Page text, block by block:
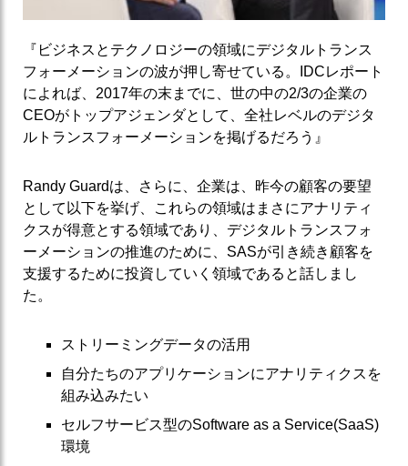
『ビジネスとテクノロジーの領域にデジタルトランス
フォーメーションの波が押し寄せている。IDCレポート
によれば、2017年の末までに、世の中の2/3の企業の
CEOがトップアジェンダとして、全社レベルのデジタ
ルトランスフォーメーションを掲げるだろう』
Randy Guardは、さらに、企業は、昨今の顧客の要望
として以下を挙げ、これらの領域はまさにアナリティ
クスが得意とする領域であり、デジタルトランスフォ
ーメーションの推進のために、SASが引き続き顧客を
支援するために投資していく領域であると話しまし
た。
ストリーミングデータの活用
自分たちのアプリケーションにアナリティクスを
組み込みたい
セルフサービス型のSoftware as a Service(SaaS)
環境